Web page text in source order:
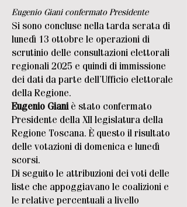
Eugenio Giani confermato Presidente
Si sono concluse nella tarda serata di
lunedì 13 ottobre le operazioni di
scrutinio delle consultazioni elettorali
regionali 2025 e quindi di immissione
dei dati da parte dell’Ufficio elettorale
della Regione.
Eugenio Giani è stato confermato
Presidente della XII legislatura della
Regione Toscana. È questo il risultato
delle votazioni di domenica e lunedì
scorsi.
Di seguito le attribuzioni dei voti delle
liste che appoggiavano le coalizioni e
le relative percentuali a livello